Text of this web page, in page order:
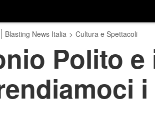
Blasting News Italia > Cultura e Spettacoli
Polito